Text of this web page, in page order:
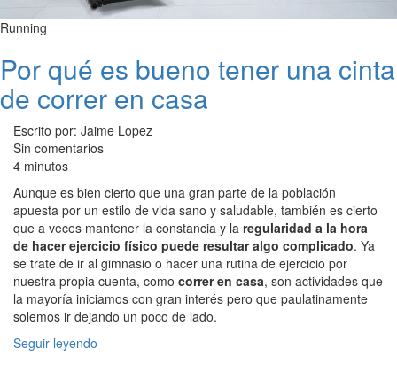
Running
Por qué es bueno tener una cinta
de correr en casa
Escrito por: Jaime Lopez
Sin comentarios
4 minutos
Aunque es bien cierto que una gran parte de la población
apuesta por un estilo de vida sano y saludable, también es cierto
que a veces mantener la constancia y la regularidad a la hora
de hacer ejercicio físico puede resultar algo complicado. Ya
se trate de ir al gimnasio o hacer una rutina de ejercicio por
nuestra propia cuenta, como correr en casa, son actividades que
la mayoría iniciamos con gran interés pero que paulatinamente
solemos ir dejando un poco de lado.
Seguir leyendo